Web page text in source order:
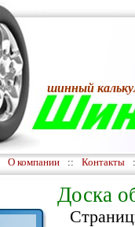
шинный
О компании :: Контакты
Доска